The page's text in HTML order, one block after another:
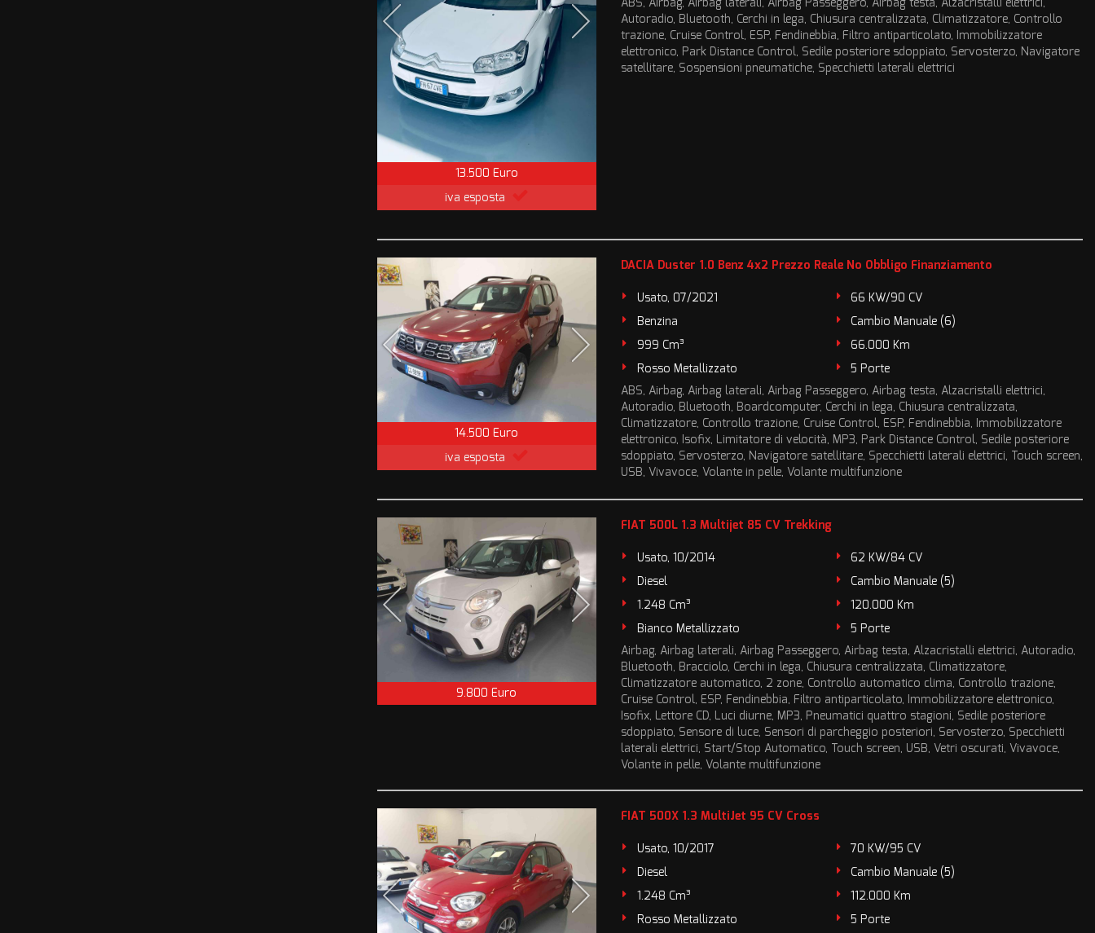
13.500 Euro
iva esposta
Autoradio, Bluetooth, Cerchi in lega, Chiusura centralizzata, Climatizzatore, Controllo
trazione, Cruise Control, ESP, Fendinebbia, Filtro antiparticolato, Immobilizzatore
elettronico, Park Distance Control, Sedile posteriore sdoppiato, Servosterzo, Navigatore
satellitare, Sospensioni pneumatiche, Specchietti laterali elettrici
14.500 Euro
iva esposta
DACIA Duster 1.0 Benz 4x2 Prezzo Reale No Obbligo Finanziamento
Usato, 07/2021
66 KW/90 CV
Benzina
Cambio Manuale (6)
999 Cm³
66.000 Km
Rosso Metallizzato
5 Porte
ABS, Airbag, Airbag laterali, Airbag Passeggero, Airbag testa, Alzacristalli elettrici,
Autoradio, Bluetooth, Boardcomputer, Cerchi in lega, Chiusura centralizzata,
Climatizzatore, Controllo trazione, Cruise Control, ESP, Fendinebbia, Immobilizzatore
elettronico, Isofix, Limitatore di velocità, MP3, Park Distance Control, Sedile posteriore
sdoppiato, Servosterzo, Navigatore satellitare, Specchietti laterali elettrici, Touch screen,
USB, Vivavoce, Volante in pelle, Volante multifunzione
9.800 Euro
FIAT 500L 1.3 Multijet 85 CV Trekking
Usato, 10/2014
62 KW/84 CV
Diesel
Cambio Manuale (5)
1.248 Cm³
120.000 Km
Bianco Metallizzato
5 Porte
Airbag, Airbag laterali, Airbag Passeggero, Airbag testa, Alzacristalli elettrici, Autoradio,
Bluetooth, Bracciolo, Cerchi in lega, Chiusura centralizzata, Climatizzatore,
Climatizzatore automatico, 2 zone, Controllo automatico clima, Controllo trazione,
Cruise Control, ESP, Fendinebbia, Filtro antiparticolato, Immobilizzatore elettronico,
Isofix, Lettore CD, Luci diurne, MP3, Pneumatici quattro stagioni, Sedile posteriore
sdoppiato, Sensore di luce, Sensori di parcheggio posteriori, Servosterzo, Specchietti
laterali elettrici, Start/Stop Automatico, Touch screen, USB, Vetri oscurati, Vivavoce,
Volante in pelle, Volante multifunzione
FIAT 500X 1.3 MultiJet 95 CV Cross
Usato, 10/2017
70 KW/95 CV
Diesel
Cambio Manuale (5)
1.248 Cm³
112.000 Km
Rosso Metallizzato
5 Porte